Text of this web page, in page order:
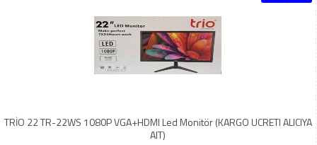
TRİO 22 TR-22WS 1080P VGA+HDMI Led Monitör (KARGO UCRETI ALICIYA
AIT)